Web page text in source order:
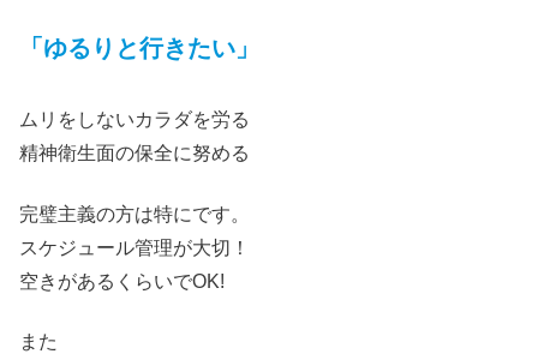
「ゆるりと行きたい」
ムリをしないカラダを労る
精神衛生面の保全に努める
完璧主義の方は特にです。
スケジュール管理が大切！
空きがあるくらいでOK!
また